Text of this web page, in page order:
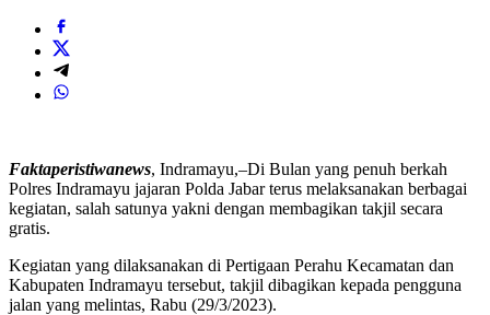
Faktaperistiwanews, Indramayu,–Di Bulan yang penuh berkah
Polres Indramayu jajaran Polda Jabar terus melaksanakan berbagai
kegiatan, salah satunya yakni dengan membagikan takjil secara
gratis.
Kegiatan yang dilaksanakan di Pertigaan Perahu Kecamatan dan
Kabupaten Indramayu tersebut, takjil dibagikan kepada pengguna
jalan yang melintas, Rabu (29/3/2023).